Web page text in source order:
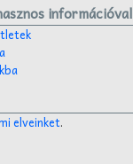
információval
elveinket.